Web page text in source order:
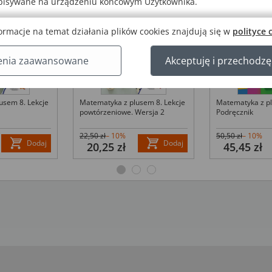
8. Lekcje
Dodaj
Matematyka z plusem 8. Lekcje
powtórzeniowe. Wersja 2
22,50 zł– 10%
20,25 zł Dodaj
Matematyka z
Podręcznik
50,50 zł– 10%
45,45 zł
na temat działania plików cookies znajdują się w polityce
zaawansowane Akceptuję i